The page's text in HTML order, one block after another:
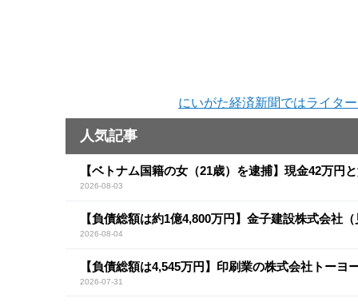
にいがた経済新聞ではライタ
人気記事
【ベトナム国籍の女（21歳）を逮捕】現金42万円
2026-08-03
【負債総額は約1億4,800万円】金子建設株式会社
2026-08-04
【負債総額は4,545万円】印刷業の株式会社トー
2026-07-31